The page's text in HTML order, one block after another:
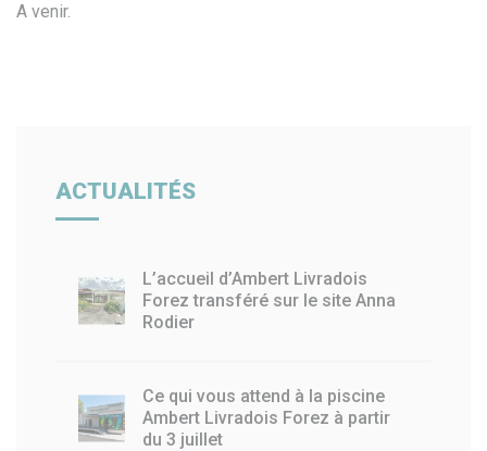
A venir.
ACTUALITÉS
L’accueil d’Ambert Livradois
Forez transféré sur le site Anna
Rodier
Ce qui vous attend à la piscine
Ambert Livradois Forez à partir
du 3 juillet